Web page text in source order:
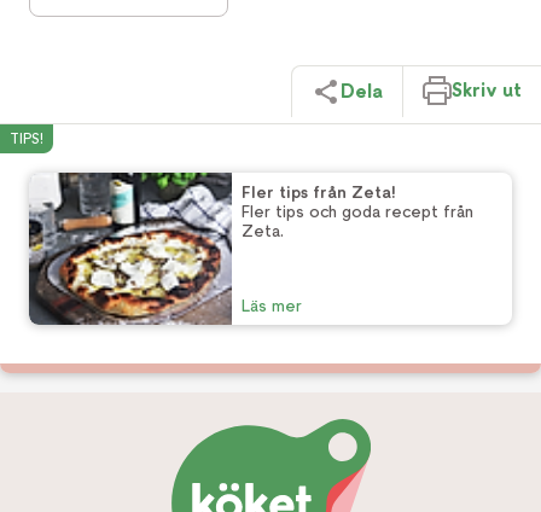
Dela Skriv ut
TIPS!
Fler tips från Zeta!
Fler tips och goda recept från
Zeta.
Läs mer